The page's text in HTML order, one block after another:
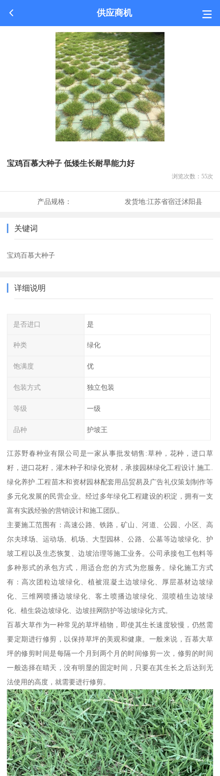
供应商机
宝鸡百慕大种子 低矮生长耐旱能力好
浏览次数： 55次
产品规格： 发货地:江苏省宿迁沭阳县
关键词
宝鸡百慕大种子
详细说明
是否进口 是
种类 绿化
饱满度 优
包装方式 独立包装
等级 一级
品种 护坡王
江苏野春种业有限公司是一家从事批发销售:草种，花种，进口草
籽，进口花籽，灌木种子和绿化资材，承接园林绿化工程设计.施工.
绿化养护.工程苗木和资材园林配套用品贸易及广告礼仪策划制作等
多元化发展的民营企业。经过多年绿化工程建设的积淀，拥有一支
富有实践经验的营销设计和施工团队。
主要施工范围有：高速公路、铁路，矿山、河道、公园、小区、高
尔夫球场、运动场、机场、大型园林、公路、公墓等边坡绿化、护
坡工程以及生态恢复、边坡治理等施工业务。公司承接包工包料等
多种形式的承包方式，用适合您的方式为您服务。绿化施工方式
有：高次团粒边坡绿化、植被混凝土边坡绿化、厚层基材边坡绿
化、三维网喷播边坡绿化、客土喷播边坡绿化、混喷植生边坡绿
化、植生袋边坡绿化、边坡挂网防护等边坡绿化方式。
百慕大草作为一种常见的草坪植物，即使其生长速度较慢，仍然需
要定期进行修剪，以保持草坪的美观和健康。一般来说，百慕大草
坪的修剪时间是每隔一个月到两个月的时间修剪一次，修剪的时间
一般选择在晴天，没有明显的固定时间，只要在其生长之后达到无
法使用的高度，就需要进行修剪。